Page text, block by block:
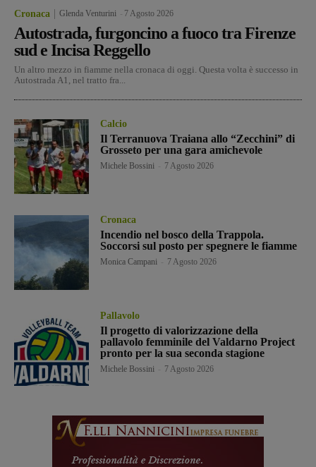
Cronaca Glenda Venturini 7 Agosto 2026
Autostrada, furgoncino a fuoco tra Firenze
sud e Incisa Reggello
Un altro mezzo in fiamme nella cronaca di oggi. Questa volta è successo in
Autostrada A1, nel tratto fra...
Calcio
Il Terranuova Traiana allo “Zecchini” di
Grosseto per una gara amichevole
Michele Bossini 7 Agosto 2026
Cronaca
Incendio nel bosco della Trappola.
Soccorsi sul posto per spegnere le fiamme
Monica Campani 7 Agosto 2026
Pallavolo
Il progetto di valorizzazione della
pallavolo femminile del Valdarno Project
pronto per la sua seconda stagione
Michele Bossini 7 Agosto 2026